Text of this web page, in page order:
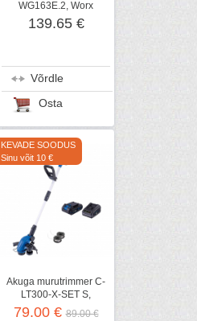
WG163E.2, Worx
139.65 €
Võrdle
Osta
KEVADE SOODUS
Sinu võit 10 €
Akuga murutrimmer C-
LT300-X-SET S,
Scheppach
79.00 €89.00 €